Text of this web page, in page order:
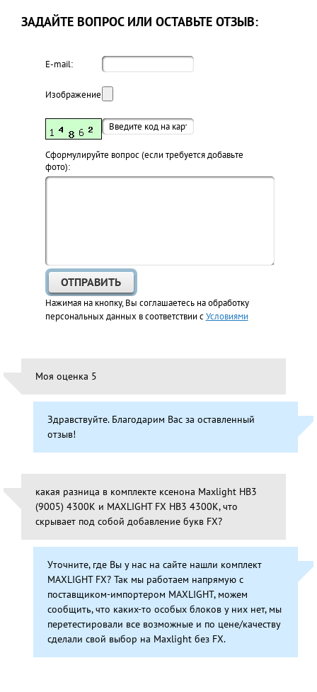
ЗАДАЙТЕ ВОПРОС ИЛИ ОСТАВЬТЕ ОТЗЫВ:
E-mail:
Изображение:
Cформулируйте вопрос (если требуется добавьте
фото):
Нажимая на кнопку, Вы соглашаетесь на обработку
персональных данных в соответствии сУсловиями
Моя оценка 5
Здравствуйте. Благодарим Вас за оставленный
отзыв!
какая разница в комплекте ксенона Maxlight HB3
(9005) 4300K и MAXLIGHT FX HB3 4300K, что
скрывает под собой добавление букв FX?
Уточните, где Вы у нас на сайте нашли комплект
MAXLIGHT FX? Так мы работаем напрямую с
поставщиком-импортером MAXLIGHT, можем
сообщить, что каких-то особых блоков у них нет, мы
перетестировали все возможные и по цене/качеству
сделали свой выбор на Maxlight без FX.